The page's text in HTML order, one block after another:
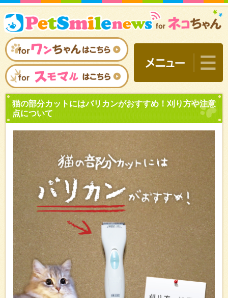
猫の部分カットにはバリカ
点について